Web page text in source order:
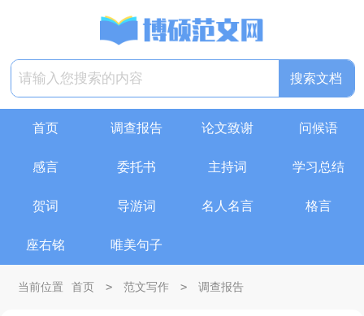
首页 调查报告 论文致谢 问候语
感言 委托书 主持词 学习总结
贺词 导游词 名人名言 格言
座右铭 唯美句子
当前位置 首页 > 范文写作 > 调查报告